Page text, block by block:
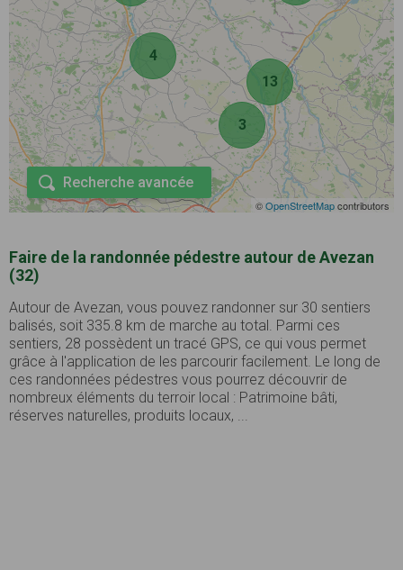
3
4
13
©OpenStreetMapcontributors
Recherche avancée
Faire de la randonnée pédestre autour de Avezan
(32)
Autour de Avezan, vous pouvez randonner sur 30 sentiers
balisés, soit 335.8 km de marche au total. Parmi ces
sentiers, 28 possèdent un tracé GPS, ce qui vous permet
grâce à l'application de les parcourir facilement. Le long de
ces randonnées pédestres vous pourrez découvrir de
nombreux éléments du terroir local : Patrimoine bâti,
réserves naturelles, produits locaux, ...